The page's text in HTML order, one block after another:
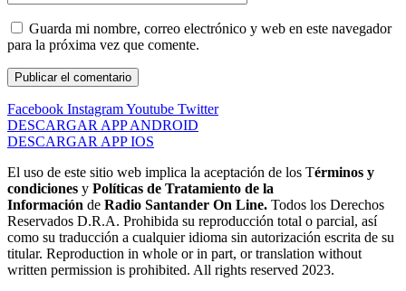
Guarda mi nombre, correo electrónico y web en este navegador
para la próxima vez que comente.
Facebook InstagramYoutube Twitter
DESCARGAR APP ANDROID
DESCARGAR APP IOS
El uso de este sitio web implica la aceptación de los Términos y
condiciones y Políticas de Tratamiento de la
Información de Radio Santander On Line. Todos los Derechos
Reservados D.R.A. Prohibida su reproducción total o parcial, así
como su traducción a cualquier idioma sin autorización escrita de su
titular. Reproduction in whole or in part, or translation without
written permission is prohibited. All rights reserved 2023.